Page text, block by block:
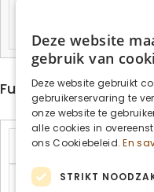
publicité que
visiter ledit site Web.
Functioneel
wp-
OnTheGoSystems Ltd.
Deze website
gebruik van
Deze website gebruikt
gebruikerservaring te
onze website te
alle cookies in
ons Cookiebeleid. En
STRIKT